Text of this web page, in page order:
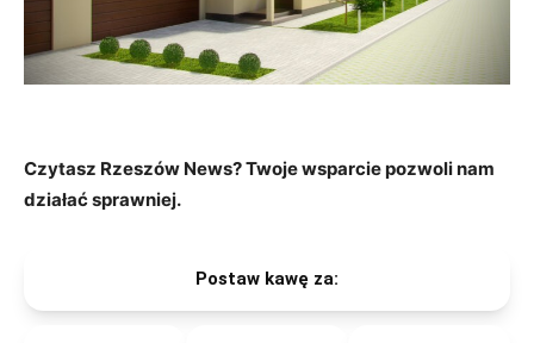
Czytasz Rzeszów News? Twoje wsparcie pozwoli nam
działać sprawniej.
Postaw kawę za: